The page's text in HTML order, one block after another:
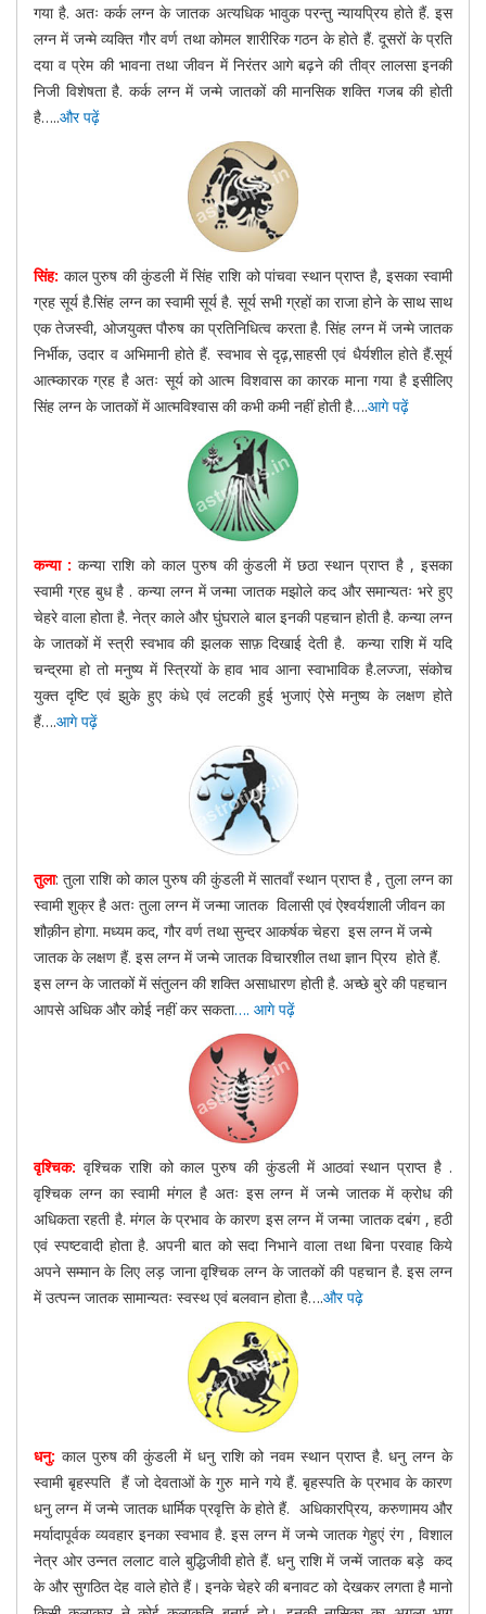
गया है. अतः कर्क लग्न के जातक अत्यधिक भावुक परन्तु न्यायप्रिय होते हैं. इस
लग्न में जन्मे व्यक्ति गौर वर्ण तथा कोमल शारीरिक गठन के होते हैं. दूसरों के प्रति
दया व प्रेम की भावना तथा जीवन में निरंतर आगे बढ़ने की तीव्र लालसा इनकी
निजी विशेषता है. कर्क लग्न में जन्मे जातकों की मानसिक शक्ति गजब की होती
है…..और पढ़ें
सिंह: काल पुरुष की कुंडली में सिंह राशि को पांचवा स्थान प्राप्त है, इसका स्वामी
ग्रह सूर्य है.सिंह लग्न का स्वामी सूर्य है. सूर्य सभी ग्रहों का राजा होने के साथ साथ
एक तेजस्वी, ओजयुक्त पौरुष का प्रतिनिधित्व करता है. सिंह लग्न में जन्मे जातक
निर्भीक, उदार व अभिमानी होते हैं. स्वभाव से दृढ़,साहसी एवं धैर्यशील होते हैं.सूर्य
आत्म्कारक ग्रह है अतः सूर्य को आत्म विशवास का कारक माना गया है इसीलिए
सिंह लग्न के जातकों में आत्मविश्वास की कभी कमी नहीं होती है….आगे पढ़ें
कन्या : कन्या राशि को काल पुरुष की कुंडली में छठा स्थान प्राप्त है , इसका
स्वामी ग्रह बुध है . कन्या लग्न में जन्मा जातक मझोले कद और समान्यतः भरे हुए
चेहरे वाला होता है. नेत्र काले और घुंघराले बाल इनकी पहचान होती है. कन्या लग्न
के जातकों में स्त्री स्वभाव की झलक साफ़ दिखाई देती है. कन्या राशि में यदि
चन्द्रमा हो तो मनुष्य में स्त्रियों के हाव भाव आना स्वाभाविक है.लज्जा, संकोच
युक्त दृष्टि एवं झुके हुए कंधे एवं लटकी हुई भुजाएं ऐसे मनुष्य के लक्षण होते
हैं….आगे पढ़ें
तुला: तुला राशि को काल पुरुष की कुंडली में सातवाँ स्थान प्राप्त है , तुला लग्न का
स्वामी शुक्र है अतः तुला लग्न में जन्मा जातक विलासी एवं ऐश्वर्यशाली जीवन का
शौक़ीन होगा. मध्यम कद, गौर वर्ण तथा सुन्दर आकर्षक चेहरा इस लग्न में जन्मे
जातक के लक्षण हैं. इस लग्न में जन्मे जातक विचारशील तथा ज्ञान प्रिय होते हैं.
इस लग्न के जातकों में संतुलन की शक्ति असाधारण होती है. अच्छे बुरे की पहचान
आपसे अधिक और कोई नहीं कर सकता…. आगे पढ़ें
वृश्चिक: वृश्चिक राशि को काल पुरुष की कुंडली में आठवां स्थान प्राप्त है .
वृश्चिक लग्न का स्वामी मंगल है अतः इस लग्न में जन्मे जातक में क्रोध की
अधिकता रहती है. मंगल के प्रभाव के कारण इस लग्न में जन्मा जातक दबंग , हठी
एवं स्पष्टवादी होता है. अपनी बात को सदा निभाने वाला तथा बिना परवाह किये
अपने सम्मान के लिए लड़ जाना वृश्चिक लग्न के जातकों की पहचान है. इस लग्न
में उत्पन्न जातक सामान्यतः स्वस्थ एवं बलवान होता है….और पढ़े
धनु: काल पुरुष की कुंडली में धनु राशि को नवम स्थान प्राप्त है. धनु लग्न के
स्वामी बृहस्पति हैं जो देवताओं के गुरु माने गये हैं. बृहस्पति के प्रभाव के कारण
धनु लग्न में जन्मे जातक धार्मिक प्रवृत्ति के होते हैं. अधिकारप्रिय, करुणामय और
मर्यादापूर्वक व्यवहार इनका स्वभाव है. इस लग्न में जन्मे जातक गेहुएं रंग , विशाल
नेत्र ओर उन्नत ललाट वाले बुद्धिजीवी होते हैं. धनु राशि में जन्में जातक बड़े कद
के और सुगठित देह वाले होते हैं। इनके चेहरे की बनावट को देखकर लगता है मानो